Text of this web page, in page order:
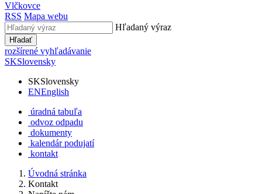
Vlčkovce
RSS Mapa webu
Hľadaný výraz
Hľadať
rozšírené vyhľadávanie
SKSlovensky
SKSlovensky
ENEnglish
úradná tabuľa
odvoz odpadu
dokumenty
kalendár podujatí
kontakt
Úvodná stránka
Kontakt